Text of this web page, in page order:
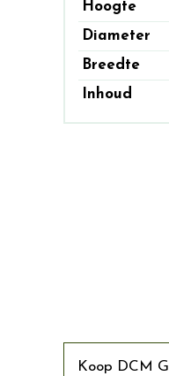
Hoogte
Diameter
Breedte
Inhoud
Koop DCM